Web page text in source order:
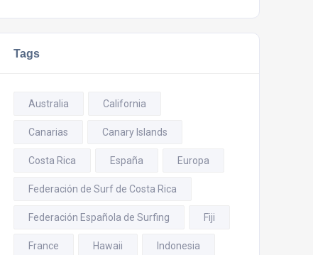
Tags
Australia California
Canarias Canary Islands
Costa Rica España Europa
Federación de Surf de Costa Rica
Federación Española de Surfing Fiji
France Hawaii Indonesia